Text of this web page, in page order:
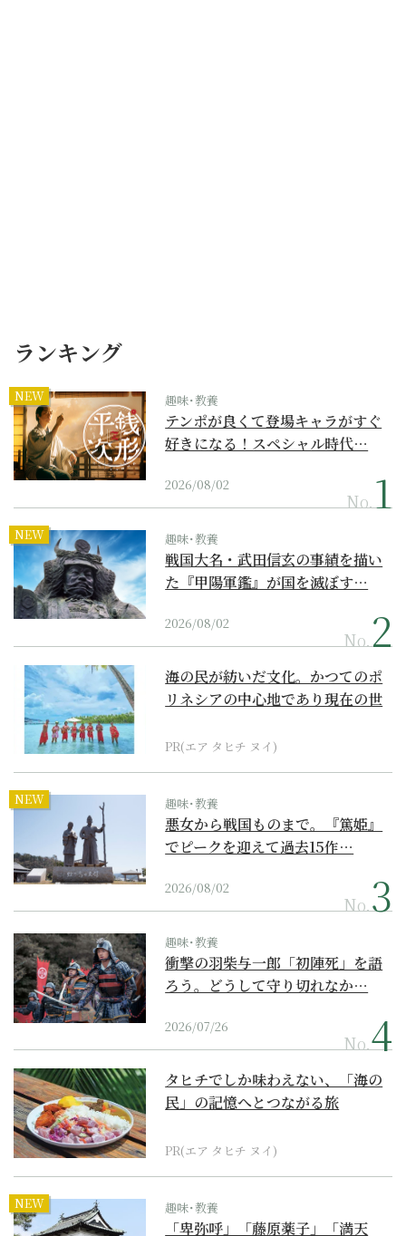
ランキング
NEW 趣味･教養
テンポが良くて登場キャラがすぐ
好きになる！スペシャル時代…
2026/08/02
No.
NEW 趣味･教養
戦国大名・武田信玄の事績を描い
た『甲陽軍鑑』が国を滅ぼす…
2026/08/02
No.
海の民が紡いだ文化。かつてのポ
リネシアの中心地であり現在の世
PR(エア タヒチ ヌイ)
NEW 趣味･教養
悪女から戦国ものまで。『篤姫』
でピークを迎えて過去15作…
2026/08/02
No.
趣味･教養
衝撃の羽柴与一郎「初陣死」を語
ろう。どうして守り切れなか…
2026/07/26
No.
タヒチでしか味わえない、「海の
民」の記憶へとつながる旅
PR(エア タヒチ ヌイ)
NEW 趣味･教養
「卑弥呼」「藤原薬子」「満天